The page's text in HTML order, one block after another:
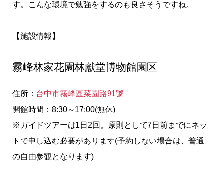
す。こんな環境で勉強をするのも良さそうですね。
【施設情報】
霧峰林家花園林獻堂博物館園区
住所： 台中市霧峰區菜園路91號
開館時間：8:30～17:00(無休)
※ガイドツアーは1日2回。原則として7日前までにネッ
トで申し込む必要があります(予約しない場合は、普通
の自由参観となります)